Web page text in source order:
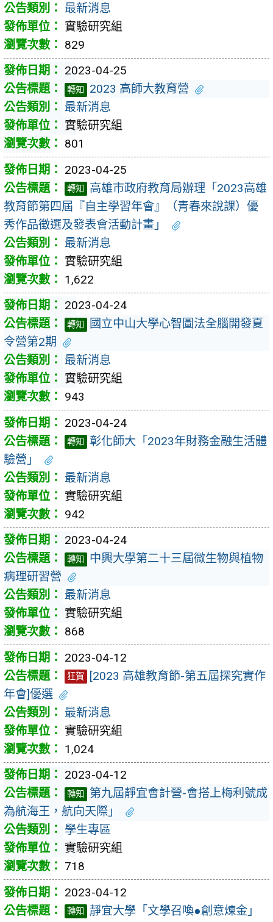
最新消息
實驗研究組
829
2023-04-25
轉知
2023 高師大教育營
最新消息
實驗研究組
801
2023-04-25
轉知
高雄市政府教育局辦理「2023高雄
教育節第四屆『自主學習年會』（青春來說課）優
秀作品徵選及發表會活動計畫」
最新消息
實驗研究組
1,622
2023-04-24
轉知
國立中山大學心智圖法全腦開發夏
令營第2期
最新消息
實驗研究組
943
2023-04-24
轉知
彰化師大「2023年財務金融生活體
驗營」
最新消息
實驗研究組
942
2023-04-24
轉知
中興大學第二十三屆微生物與植物
病理研習營
最新消息
實驗研究組
868
2023-04-12
狂賀
[2023 高雄教育節-第五屆探究實作
年會]優選
最新消息
實驗研究組
1,024
2023-04-12
轉知
第九屆靜宜會計營-會搭上梅利號成
為航海王，航向天際」
學生專區
實驗研究組
718
2023-04-12
轉知
靜宜大學「文學召喚●創意煉金」